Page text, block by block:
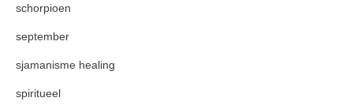
schorpioen
september
sjamanisme healing
spiritueel